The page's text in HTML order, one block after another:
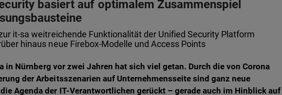
basiert auf optimalem Zusammenspiel
it-sa weitreichende Funktionalität der Unified Security Platform
hinaus neue Firebox-Modelle und Access Points
in Nürnberg vor zwei Jahren hat sich viel getan. Durch die von Corona
der Arbeitsszenarien auf Unternehmensseite sind ganz neue
Agenda der IT-Verantwortlichen gerückt – gerade auch im Hinblick auf